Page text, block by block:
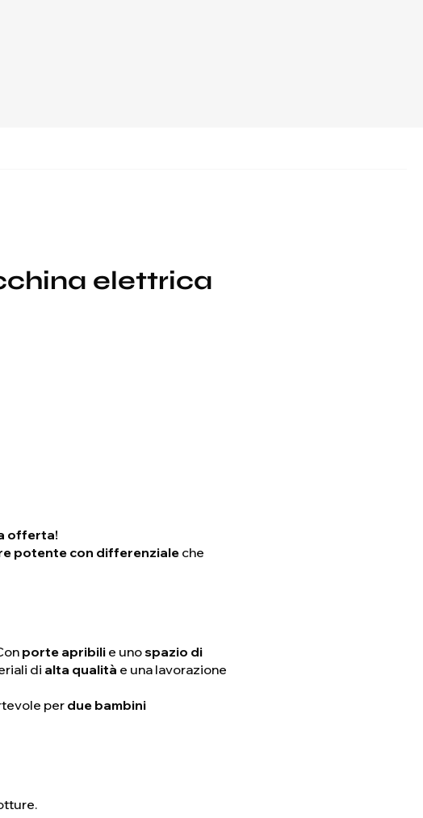
elettrica
offerta!
potente con differenziale che
porte apribili e unospazio di
di alta qualità e una lavorazione
per due bambini